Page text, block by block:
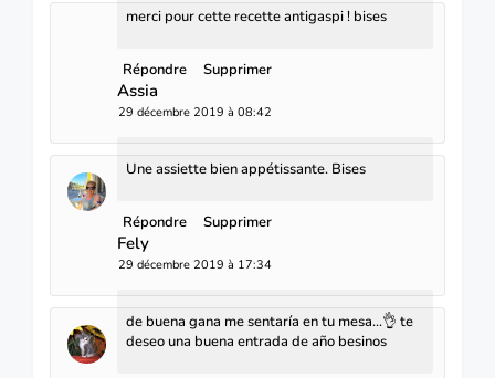
merci pour cette recette antigaspi ! bises
Répondre Supprimer
Assia
29 décembre 2019 à 08:42
Une assiette bien appétissante. Bises
Répondre Supprimer
Fely
29 décembre 2019 à 17:34
de buena gana me sentaría en tu mesa...👌 te
deseo una buena entrada de año besinos